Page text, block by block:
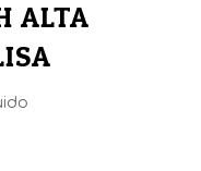
ALTA